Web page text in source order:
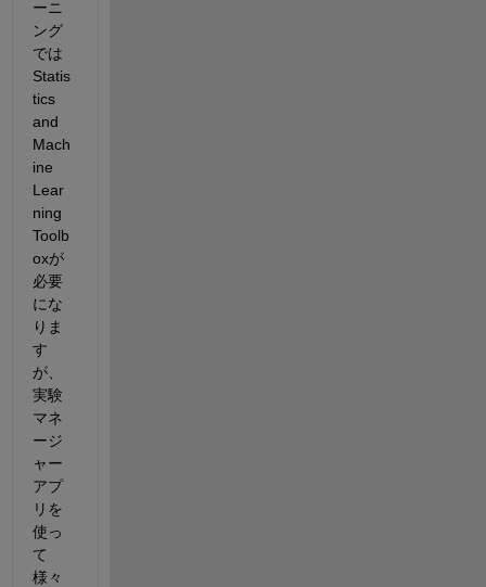
ーニ
ング
では
Statis
tics
and
Mach
ine
Lear
ning
Toolb
oxが
必要
にな
りま
す
が、
実験
マネ
ージ
ャー
アプ
リを
使っ
て
様々